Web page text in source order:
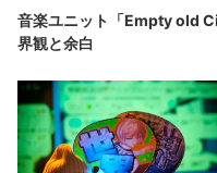
音楽ユニット「Empty old
界観と余白